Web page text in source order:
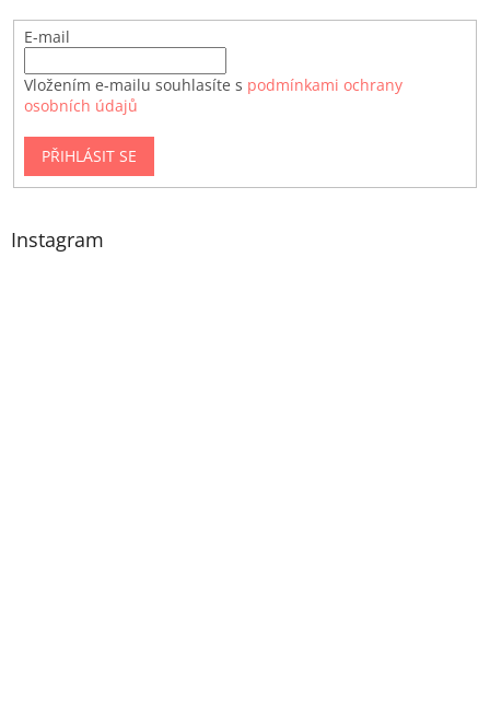
E-mail
Vložením e-mailu souhlasíte s podmínkami ochrany
osobních údajů
PŘIHLÁSIT SE
Instagram